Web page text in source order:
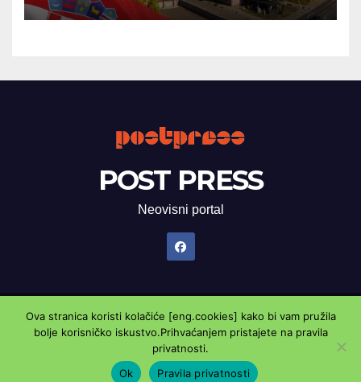
POST PRESS
Neovisni portal
Proudly powered by WordPress| Theme: Newsup byThemeansar.
Marketing oglasnik Kontaktirajte nasPravila privatnosti
Ova stranica koristi kolačiće [eng.cookies] kako bi vam pružila
bolje korisničko iskustvo.Prihvaćanjem pristajete na pravila
privatnosti.
Ok
Pravila privatnosti